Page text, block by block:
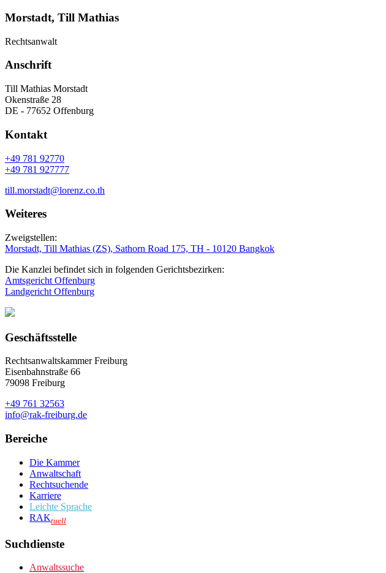
Morstadt, Till Mathias
Rechtsanwalt
Anschrift
Till Mathias Morstadt
Okenstraße 28
DE - 77652 Offenburg
Kontakt
+49 781 92770
+49 781 927777
till.morstadt@lorenz.co.th
Weiteres
Zweigstellen:
Morstadt, Till Mathias (ZS), Sathorn Road 175, TH - 10120 Bangkok
Die Kanzlei befindet sich in folgenden Gerichtsbezirken:
Amtsgericht Offenburg
Landgericht Offenburg
Geschäftsstelle
Rechtsanwaltskammer Freiburg
Eisenbahnstraße 66
79098 Freiburg
+49 761 32563
info@rak-freiburg.de
Bereiche
Die Kammer
Anwaltschaft
Rechtsuchende
Karriere
Leichte Sprache
RAKtuell
Suchdienste
Anwaltssuche